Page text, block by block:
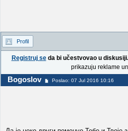
Profil
Registruj seda bi učestvovao u diskusiji.
prikazuju reklame
Bogoslov Poslao: 07 Jul 2016 10:16